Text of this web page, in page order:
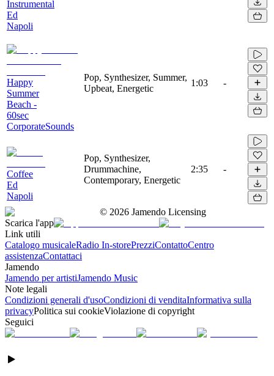
Instrumental
Ed
Napoli
Happy
Summer
Beach -
60sec
CorporateSounds
Pop, Synthesizer, Summer,
Upbeat, Energetic
1:03 -
Coffee
Ed
Napoli
Pop, Synthesizer,
Drummachine,
Contemporary, Energetic
2:35 -
© 2026 Jamendo Licensing
Scarica l'app
Link utili
Catalogo musicaleRadio In-storePrezziContattoCentro
assistenzaContattaci
Jamendo
Jamendo per artistiJamendo Music
Note legali
Condizioni generali d'usoCondizioni di venditaInformativa sulla
privacyPolitica sui cookieViolazione di copyright
Seguici